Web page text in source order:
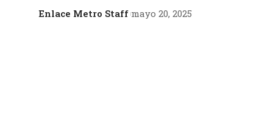
Enlace Metro Staff mayo 20, 2025